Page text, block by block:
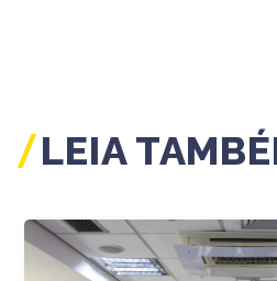
LEIA